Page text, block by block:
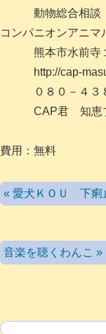
動物総合相談
コンパニオンアニ
熊本市水前寺１
http://cap-
０８０－４３８
CAP君 知恵ブク
費用：無料
« 愛犬ＫＯＵ 下痢
音楽を聴くわんこ »
検索